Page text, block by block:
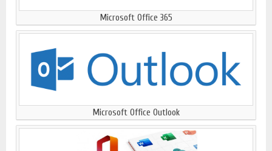
Microsoft Office 365
Microsoft Office Outlook